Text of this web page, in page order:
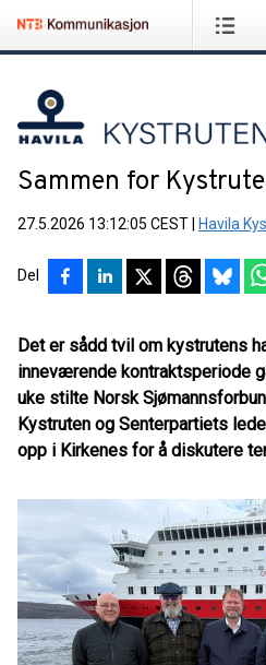
Sammen for
27.5.2026 13:12:05 CEST Havila
Del
Det er sådd tvil om kystrutens
inneværende kontraktsperiode
uke stilte Norsk
Kystruten og Senterpartiets
opp i Kirkenes for å diskutere